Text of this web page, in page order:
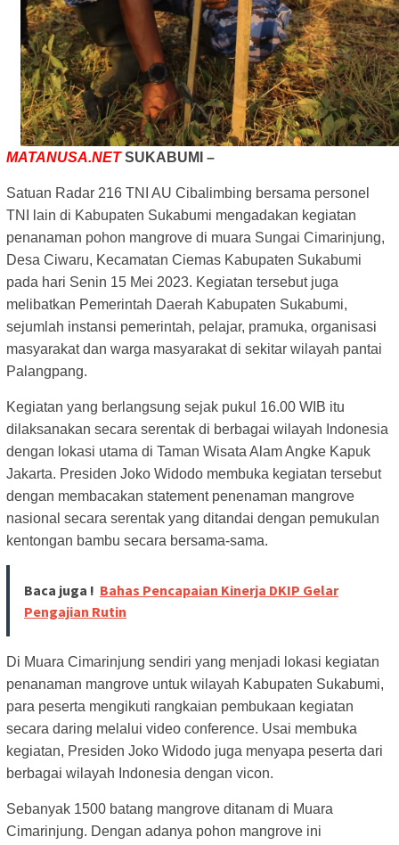
MATANUSA.NETSUKABUMI –
Satuan Radar 216 TNI AU Cibalimbing bersama personel
TNI lain di Kabupaten Sukabumi mengadakan kegiatan
penanaman pohon mangrove di muara Sungai Cimarinjung,
Desa Ciwaru, Kecamatan Ciemas Kabupaten Sukabumi
pada hari Senin 15 Mei 2023. Kegiatan tersebut juga
melibatkan Pemerintah Daerah Kabupaten Sukabumi,
sejumlah instansi pemerintah, pelajar, pramuka, organisasi
masyarakat dan warga masyarakat di sekitar wilayah pantai
Palangpang.
Kegiatan yang berlangsung sejak pukul 16.00 WIB itu
dilaksanakan secara serentak di berbagai wilayah Indonesia
dengan lokasi utama di Taman Wisata Alam Angke Kapuk
Jakarta. Presiden Joko Widodo membuka kegiatan tersebut
dengan membacakan statement penenaman mangrove
nasional secara serentak yang ditandai dengan pemukulan
kentongan bambu secara bersama-sama.
Baca juga ! Bahas Pencapaian Kinerja DKIP Gelar
Pengajian Rutin
Di Muara Cimarinjung sendiri yang menjadi lokasi kegiatan
penanaman mangrove untuk wilayah Kabupaten Sukabumi,
para peserta mengikuti rangkaian pembukaan kegiatan
secara daring melalui video conference. Usai membuka
kegiatan, Presiden Joko Widodo juga menyapa peserta dari
berbagai wilayah Indonesia dengan vicon.
Sebanyak 1500 batang mangrove ditanam di Muara
Cimarinjung. Dengan adanya pohon mangrove ini